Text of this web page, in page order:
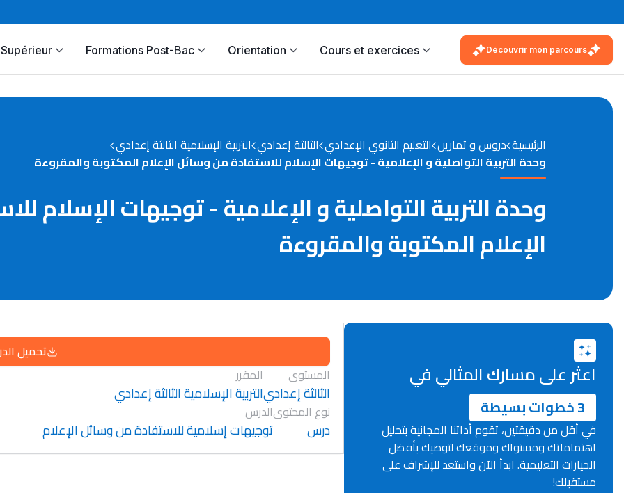
Formations Post-Bac Orientation Cours et exercices Découvrir mon parcours
الرئيسية دروس و تمارين التعليم الثانوي الإعدادي الثالثة إعدادي التربية الإسلامية الثالثة إعدادي
وحدة التربية التواصلية و الإعلامية - توجيهات الإسلام للاستفادة من وسائل الإعلام المكتوبة والمقروءة
وحدة التربية التواصلية و الإعلامية - توجيهات الإسلام
الإعلام المكتوبة والمقروءة
تحميل
المستوى
الثالثة إعدادي
المقرر
التربية الإسلامية الثالثة إعدادي
نوع المحتوى
درس
الدرس
توجيهات إسلامية للاستفادة من وسائل الإعلام
اعثر على مسارك المثالي في
3 خطوات بسيطة
في أقل من دقيقتين، تقوم أداتنا المجانية بتحليل
اهتماماتك ومستواك وموقعك لتوصيك بأفضل
الخيارات التعليمية. ابدأ الآن واستعد للإشراف على
مستقبلك!